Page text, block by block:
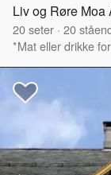
Liv og Røre
20seter · 20
*Mat eller drikke